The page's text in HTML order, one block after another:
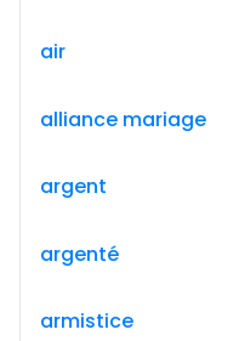
air
alliance mariage
argent
argenté
armistice